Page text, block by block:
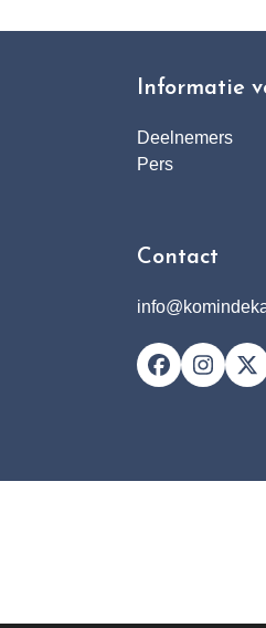
Informatie
Deelnemers
Pers
Contact
FacebookX